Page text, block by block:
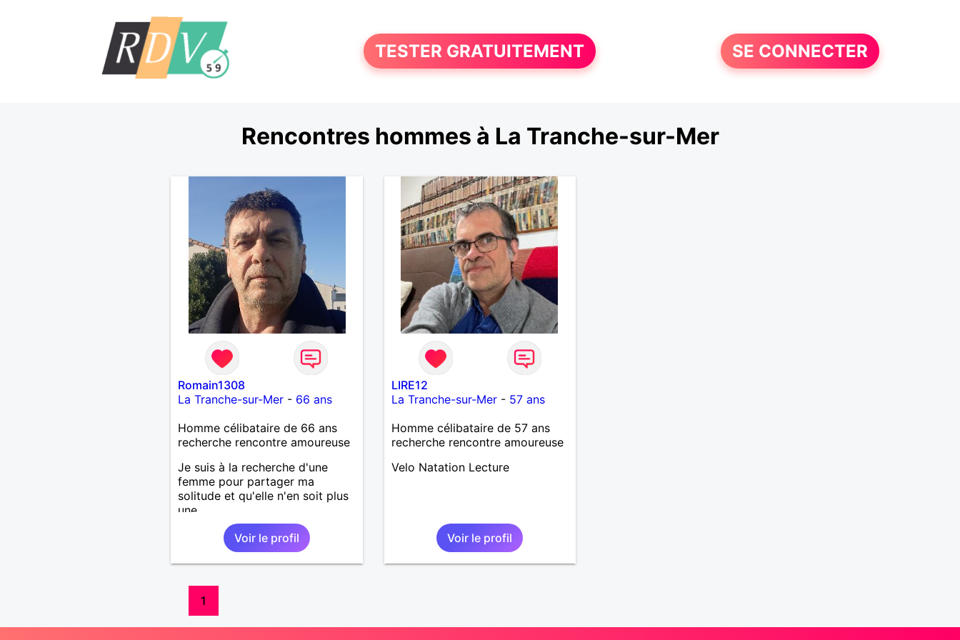
TESTER GRATUITEMENT SE CONNECTER
Rencontres hommes à La Tranche-sur-Mer
Romain1308
La Tranche-sur-Mer- 66 ans
Homme célibataire de 66 ans
recherche rencontre amoureuse
Je suis à la recherche d'une
femme pour partager ma
solitude et qu'elle n'en soit plus
une
Voir le profil
LIRE12
La Tranche-sur-Mer- 57 ans
Homme célibataire de 57 ans
recherche rencontre amoureuse
Velo Natation Lecture
Voir le profil
1